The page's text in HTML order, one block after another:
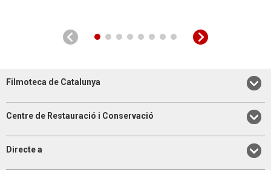
Filmoteca de Catalunya
Centre de Restauració i Conservació
Directe a